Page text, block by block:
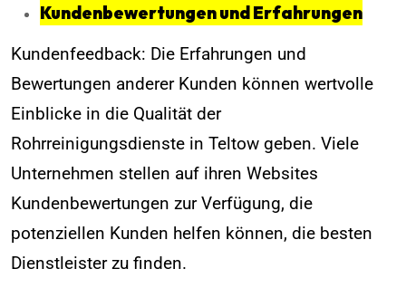
Kundenbewertungen und Erfahrungen
Kundenfeedback: Die Erfahrungen und
Bewertungen anderer Kunden können wertvolle
Einblicke in die Qualität der
Rohrreinigungsdienste in Teltow geben. Viele
Unternehmen stellen auf ihren Websites
Kundenbewertungen zur Verfügung, die
potenziellen Kunden helfen können, die besten
Dienstleister zu finden.